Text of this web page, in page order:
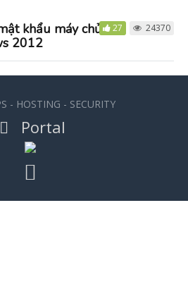
khẩu máy chủ
2012
27 24370
- HOSTING - SECURITY
Portal